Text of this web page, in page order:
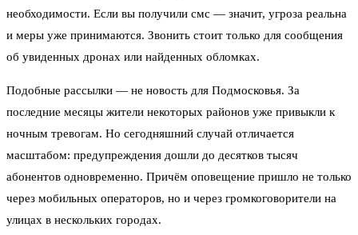
необходимости. Если вы получили смс — значит, угроза реальна
и меры уже принимаются. Звонить стоит только для сообщения
об увиденных дронах или найденных обломках.
Подобные рассылки — не новость для Подмосковья. За
последние месяцы жители некоторых районов уже привыкли к
ночным тревогам. Но сегодняшний случай отличается
масштабом: предупреждения дошли до десятков тысяч
абонентов одновременно. Причём оповещение пришло не только
через мобильных операторов, но и через громкоговорители на
улицах в нескольких городах.